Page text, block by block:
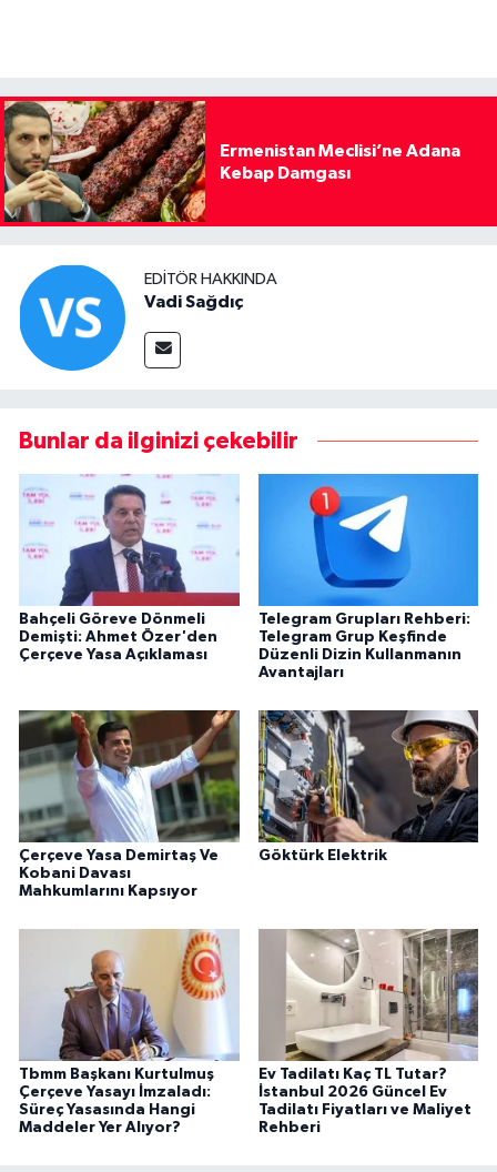
Ermenistan Meclisi’ne Adana
Kebap Damgası
EDITÖR HAKKINDA
Vadi Sağdıç
Bunlar da ilginizi çekebilir
Bahçeli Göreve Dönmeli
Demişti: Ahmet Özer'den
Çerçeve Yasa Açıklaması
Telegram Grupları Rehberi:
Telegram Grup Keşfinde
Düzenli Dizin Kullanmanın
Avantajları
Çerçeve Yasa Demirtaş Ve
Kobani Davası
Mahkumlarını Kapsıyor
Göktürk Elektrik
Tbmm Başkanı Kurtulmuş
Çerçeve Yasayı İmzaladı:
Süreç Yasasında Hangi
Maddeler Yer Alıyor?
Ev Tadilatı Kaç TL Tutar?
İstanbul 2026 Güncel Ev
Tadilatı Fiyatları ve Maliyet
Rehberi